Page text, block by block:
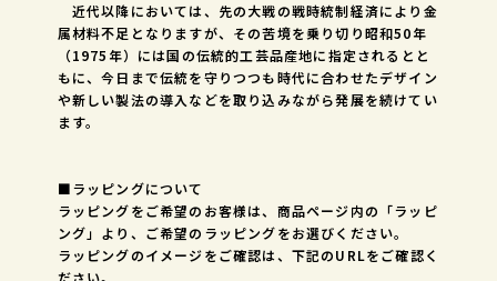
近代以降においては、先の大戦の戦時統制経済により金
属材料不足となりますが、その苦境を乗り切り昭和50年
（1975年）には国の伝統的工芸品産地に指定されるとと
もに、今日まで伝統を守りつつも時代に合わせたデザイン
や新しい製法の導入などを取り込みながら発展を続けてい
ます。
■ラッピングについて
ラッピングをご希望のお客様は、商品ページ内の「ラッピ
ング」より、ご希望のラッピングをお選びください。
ラッピングのイメージをご確認は、下記のURLをご確認く